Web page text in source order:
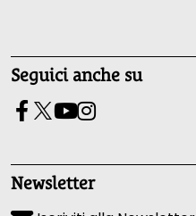
Seguici anche su
Newsletter